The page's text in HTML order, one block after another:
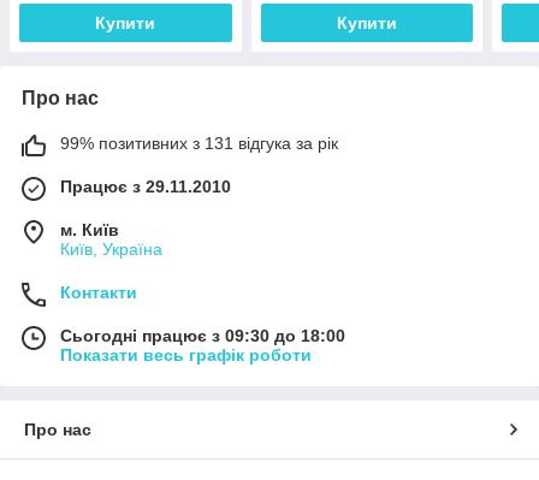
Купити Купити
Про нас
99% позитивних з 131 відгука за рік
Працює з 29.11.2010
м. Київ
Київ, Україна
Контакти
Сьогодні працює з 09:30 до 18:00
Показати весь графік роботи
Про нас